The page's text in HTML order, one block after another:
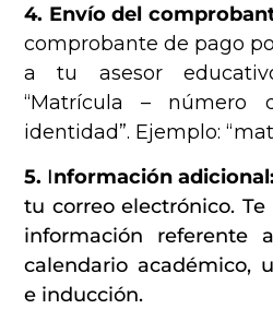
4. Envío del
comprobante de pago
a tu asesor
“Matrícula – número
identidad”. Ejemplo:
5. Información adicional:
tu correo electrónico.
información referente
calendario académico,
e inducción.